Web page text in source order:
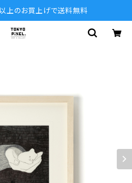
上のお買上げで送料無料